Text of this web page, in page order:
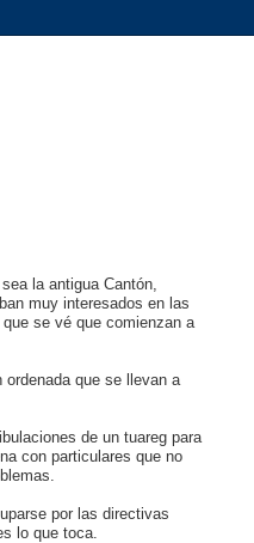
la antigua Cantón,
muy interesados en las
se vé que comienzan a
que se llevan a
de un tuareg para
con particulares que no
por las directivas
lo que toca.